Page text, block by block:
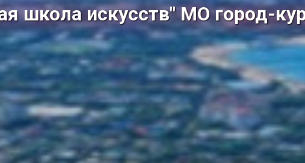
школа искусств" МО город-